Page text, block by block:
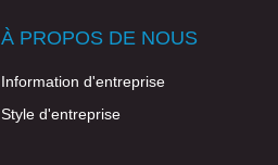
À PROPOS DE NOUS
Information d'entreprise
Style d'entreprise